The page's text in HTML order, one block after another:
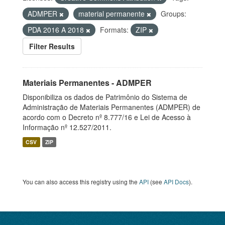
ADMPER
material permanente
Groups:
PDA 2016 A 2018
Formats:
ZIP
Filter Results
Materiais Permanentes - ADMPER
Disponibiliza os dados de Patrimônio do Sistema de
Administração de Materiais Permanentes (ADMPER) de
acordo com o Decreto nº 8.777/16 e Lei de Acesso à
Informação nº 12.527/2011.
CSV ZIP
You can also access this registry using the API (see API Docs).